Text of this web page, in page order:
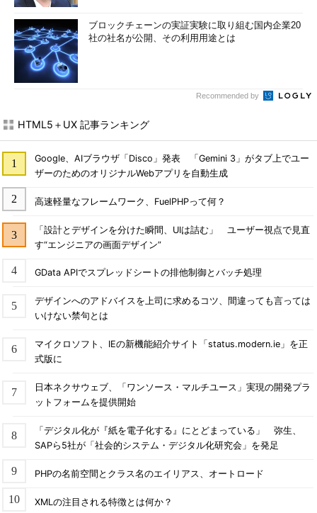
ブロックチェーンの実証実験に取り組む国内企業20
社の社名が公開、その利用用途とは
Recommended by
HTML5＋UX 記事ランキング
Google、AIブラウザ「Disco」発表 「Gemini 3」がタブ上でユー
ザーのためのオリジナルWebアプリを自動生成
高速軽量なフレームワーク、FuelPHPって何？
「設計とデザインを分けた瞬間、UIは詰む」 ユーザー視点で見直
す“エンジニアの画面デザイン”
GData APIでスプレッドシートの排他制御とバッチ処理
デザインへのアドバイスを上司に求めるコツ、間違っても言っては
いけない禁句とは
マイクロソフト、IEの新機能紹介サイト「status.modern.ie」を正
式版に
日本ネクサウェブ、「ワンソース・マルチユース」実現の開発プラ
ットフォームを提供開始
「デジタル化が『紙を電子化する』にとどまっている」 弥生、
SAPら5社が「社会的システム・デジタル化研究会」を発足
PHPの名前空間とクラス名のエイリアス、オートロード
XMLの注目される特徴とは何か？